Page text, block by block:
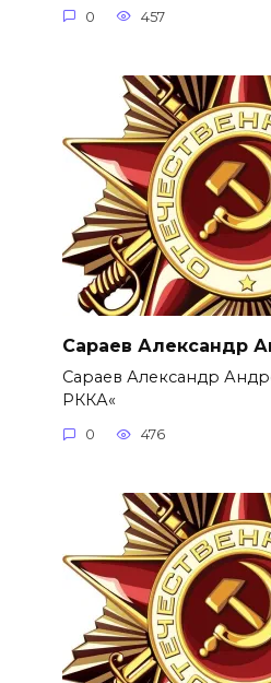
0 457
Сараев Александр
Сараев Александр
РККА«
0 476